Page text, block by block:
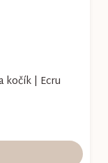
kočík | Ecru